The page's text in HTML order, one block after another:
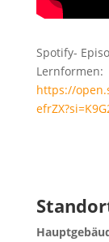
Spotify-
Lernformen:
https://